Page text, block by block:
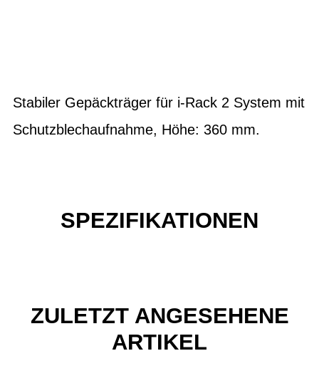
Stabiler Gepäckträger für i-Rack 2 System mit
Schutzblechaufnahme, Höhe: 360 mm.
SPEZIFIKATIONEN
ZULETZT ANGESEHENE
ARTIKEL